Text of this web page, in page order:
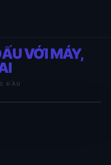
VỚI MÁY,
ĐẦU